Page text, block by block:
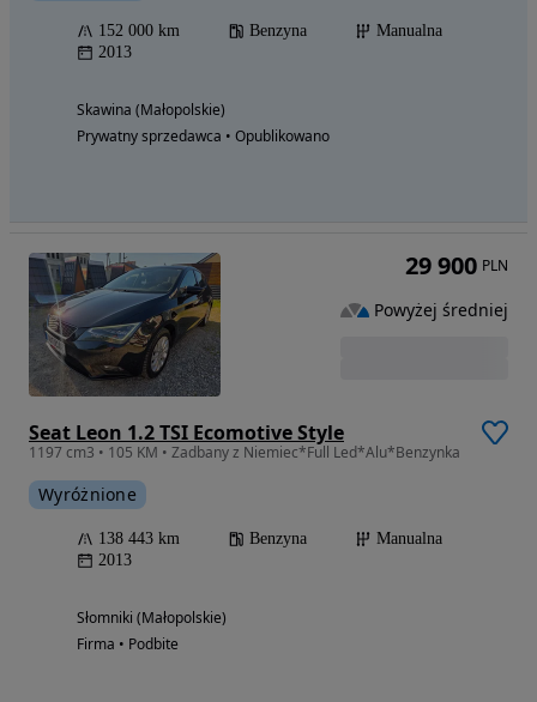
152 000 km Benzyna
Manualna
2013
Skawina (Małopolskie)
Prywatny sprzedawca • Opublikowano
Seat Leon 1.2 TSI Ecomotive Style
1197 cm3 • 105 KM • Zadbany z Niemiec*Full Led*Alu*Benzynka
Wyróżnione
138 443 km Benzyna
Manualna
2013
Słomniki (Małopolskie)
Firma • Podbite
29 900 PLN
Powyżej średniej